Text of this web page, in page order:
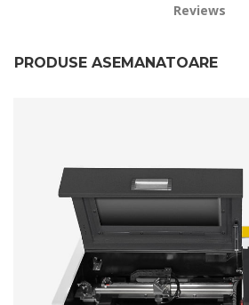
Reviews
PRODUSE ASEMANATOARE